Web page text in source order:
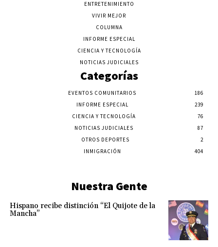
ENTRETENIMIENTO
VIVIR MEJOR
COLUMNA
INFORME ESPECIAL
CIENCIA Y TECNOLOGÍA
NOTICIAS JUDICIALES
Categorías
EVENTOS COMUNITARIOS
186
INFORME ESPECIAL
239
CIENCIA Y TECNOLOGÍA
76
NOTICIAS JUDICIALES
87
OTROS DEPORTES
2
INMIGRACIÓN
404
Nuestra Gente
Hispano recibe distinción “El Quijote de la
Mancha”